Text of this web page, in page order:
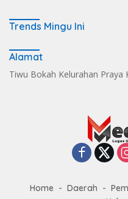
Trends Mingu Ini
Alamat
Tiwu Bokah Kelurahan
Home Daerah